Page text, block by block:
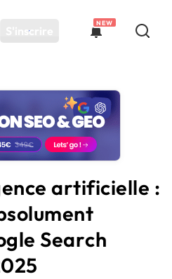
S'inscrire
NEW
artificielle :
Search